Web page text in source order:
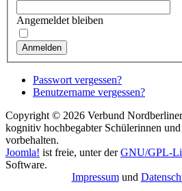
Angemeldet bleiben
Anmelden
Passwort vergessen?
Benutzername vergessen?
Copyright © 2026 Verbund
kognitiv hochbegabter Schülerinnen
vorbehalten.
Joomla! ist freie, unter derGNU/GPL-
Software.
Impressumund